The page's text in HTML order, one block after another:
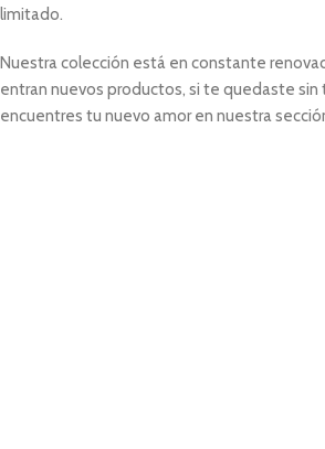
limitado.
Nuestra colección está en constante
entran nuevos productos, si te quedaste
encuentres tu nuevo amor en nuestra